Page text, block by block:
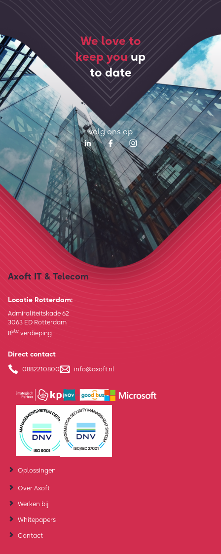
We love to
keep youup
to date
volg ons op
Axoft IT & Telecom
Locatie Rotterdam:
Admiraliteitskade 62
3063 ED Rotterdam
8ste verdieping
Direct contact
0882210800 info@axoft.nl
Oplossingen
Over Axoft
Werken bij
Whitepapers
Contact